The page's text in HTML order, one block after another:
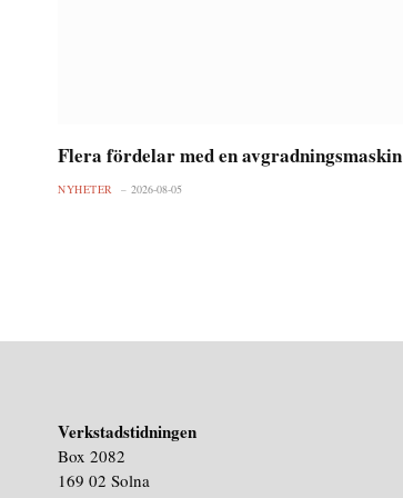
Flera fördelar med en avgradningsmaskin
NYHETER 2026-08-05
Verkstadstidningen
Box 2082
169 02 Solna